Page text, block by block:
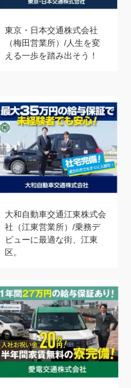
東京・日本交通株式会社
（梅田営業所）/人生を変
える一歩を踏み出そう！
大和自動車交通江東株式会
社（江東営業所）/乗務デ
ビューに最適な街、江東
区。